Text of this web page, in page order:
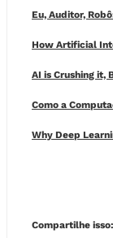
Eu, Auditor,
How Artificial
AI is Crushing it,
Como a
Why Deep
Compartilhe isso: